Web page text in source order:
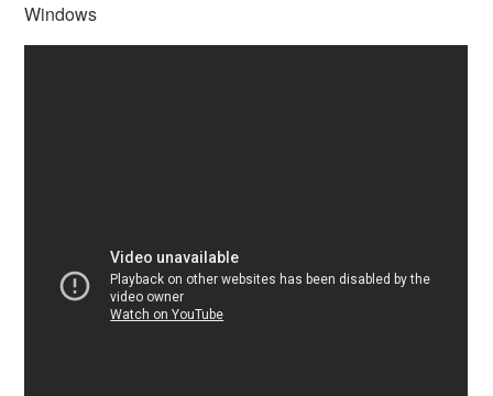
Windows